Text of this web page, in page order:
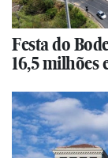
Festa do
16,5 milhões